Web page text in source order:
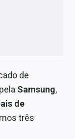
de
Samsung,
de
três